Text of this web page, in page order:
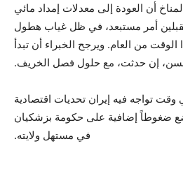
أن العودة إلى معدلات إمداد مائي
أمر مستبعد، في ظل غياب هطول
من العام. ويرجح الخبراء أن تبدأ
إن حدثت، مع حلول فصل الخريف.
وقت تواجه فيه إيران تحديات اقتصادية
ضغوطاً إضافية على حكومة بزشكيان
في مستهل ولايته.